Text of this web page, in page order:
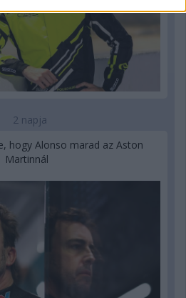
2 napja
hogy Alonso marad az Aston
Martinnál